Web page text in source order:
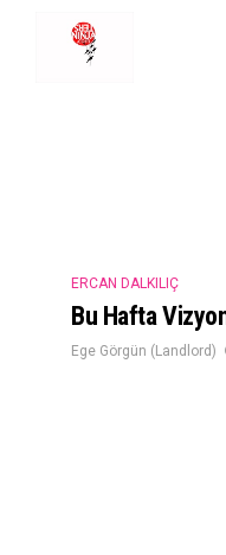
ERCAN DALKILIÇ
Bu Hafta
Ege Görgün (Landlord)